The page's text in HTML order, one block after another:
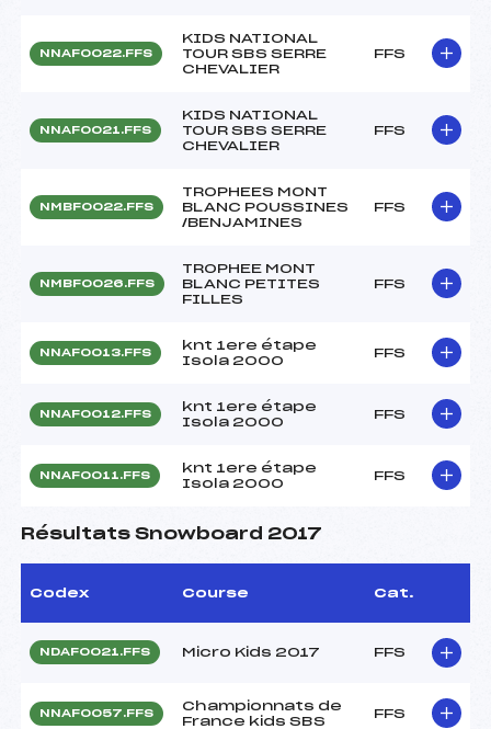
NNAF0022.FFS
KIDS NATIONAL
TOUR SBS SERRE
CHEVALIER
FFS
NNAF0021.FFS
KIDS NATIONAL
TOUR SBS SERRE
CHEVALIER
FFS
NMBF0022.FFS
TROPHEES MONT
BLANC POUSSINES
/BENJAMINES
FFS
NMBF0026.FFS
TROPHEE MONT
BLANC PETITES
FILLES
FFS
NNAF0013.FFS
knt 1ere étape
Isola 2000
FFS
NNAF0012.FFS
knt 1ere étape
Isola 2000
FFS
NNAF0011.FFS
knt 1ere étape
Isola 2000
FFS
Résultats Snowboard 2017
Codex Course Cat.
NDAF0021.FFS Micro Kids 2017 FFS
NNAF0057.FFS
Championnats de
France kids SBS
FFS